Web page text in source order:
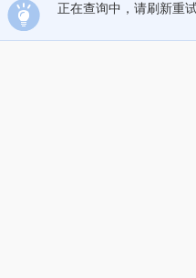
正在查询中，请刷新重